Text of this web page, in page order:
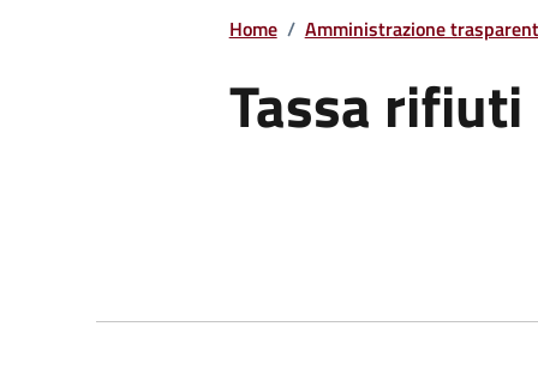
Home / Amministrazione
Tassa rifiuti